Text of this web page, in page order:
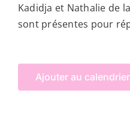
Kadidja et Nathalie de
sont présentes pour
Ajouter au calendrier